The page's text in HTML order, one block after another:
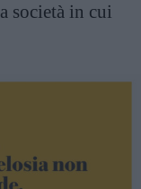
società in cui